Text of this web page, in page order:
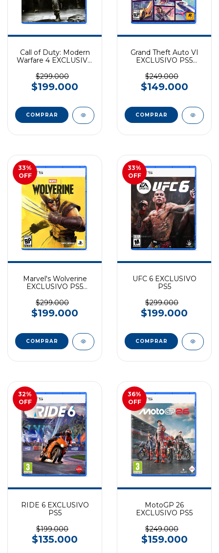
Call of Duty: Modern
Warfare 4 EXCLUSIVO
$299.000
$199.000
COMPRAR
Grand Theft Auto VI
EXCLUSIVO PS5
$249.000
$149.000
COMPRAR
33%
OFF
Marvel's Wolverine
EXCLUSIVO PS5
$299.000
$199.000
COMPRAR
33%
OFF
UFC 6 EXCLUSIVO
PS5
$299.000
$199.000
COMPRAR
32%
OFF
RIDE 6 EXCLUSIVO
PS5
$199.000
$135.000
36%
OFF
MotoGP 26
EXCLUSIVO PS5
$249.000
$159.000